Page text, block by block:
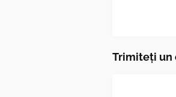
Trimiteți un